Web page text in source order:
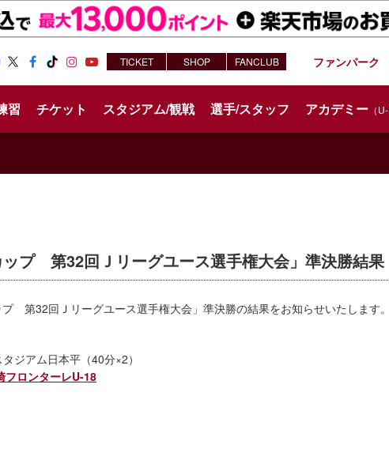
am e
習 チケット スタジアム/観戦 選手/スタッフ アカデミー（U-
ファンパーク
TICKET SHOP FANCLUB
プ 第32回Ｊリーグユース選手権大会」準決勝結果
第32回Ｊリーグユース選手権大会」準決勝の結果をお知らせいたします。
ジアム日本平（40分×2）
フロンターレU-18